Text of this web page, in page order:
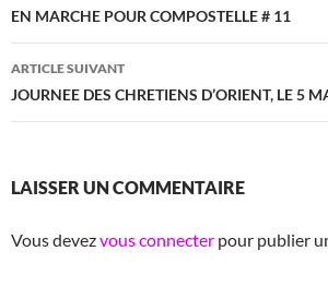
des
articles
EN MARCHE POUR COMPOSTELLE # 11
ARTICLE SUIVANT
JOURNEE DES CHRETIENS D’ORIENT, LE 5
LAISSER UN COMMENTAIRE
Vous devezvous connecter pour publier